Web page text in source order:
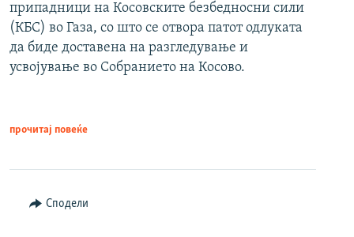
припадници на Косовските безбедносни сили
(КБС) во Газа, со што се отвора патот одлуката
да биде доставена на разгледување и
усвојување во Собранието на Косово.
прочитај повеќе
Сподели